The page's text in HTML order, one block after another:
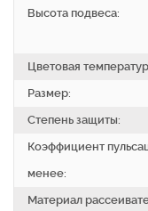
Высота подвеса:
Цветовая
Размер:
Степень защиты:
Коэффициент
менее:
Материал